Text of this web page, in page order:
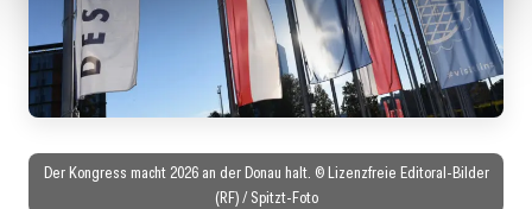
Der Kongress macht 2026 an der Donau halt. © Lizenzfreie Editoral-Bilder
(RF) / Spitzt-Foto